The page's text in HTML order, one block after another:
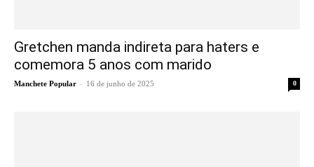
Gretchen manda indireta para haters e
comemora 5 anos com marido
Manchete Popular - 16 de junho de 2025 0